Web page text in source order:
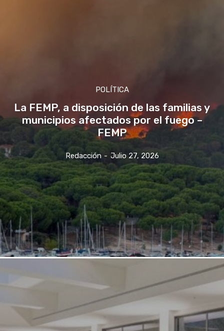
POLÍTICA
La FEMP, a disposición de las familias y
municipios afectados por el fuego –
FEMP
Redacción - Julio 27, 2026